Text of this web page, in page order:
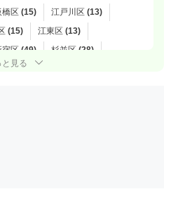
橋区 (15)
江戸川区 (13)
(15)
江東区 (13)
宿区 (49)
杉並区 (28)
台東区 (19)
と見る